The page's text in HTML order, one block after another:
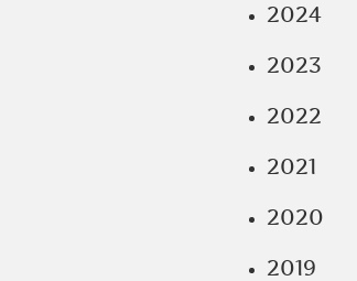
2024
2023
2022
2021
2020
2019